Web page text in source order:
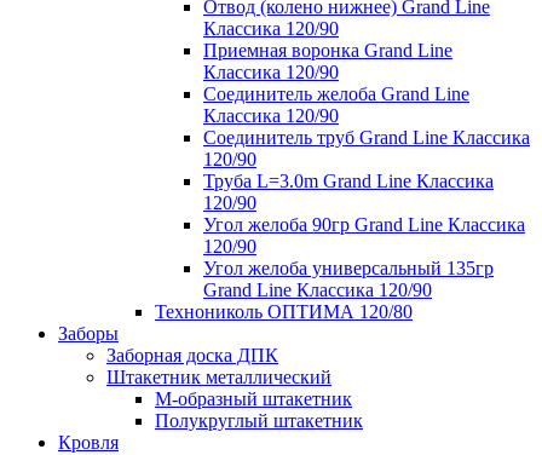
Отвод (колено нижнее) Grand Line
Классика 120/90
Приемная воронка Grand Line
Классика 120/90
Соединитель желоба Grand Line
Классика 120/90
Соединитель труб Grand Line Классика
120/90
Труба L=3.0m Grand Line Классика
120/90
Угол желоба 90гр Grand Line Классика
120/90
Угол желоба универсальный 135гр
Grand Line Классика 120/90
Технониколь ОПТИМА 120/80
Заборы
Заборная доска ДПК
Штакетник металлический
М-образный штакетник
Полукруглый штакетник
Кровля